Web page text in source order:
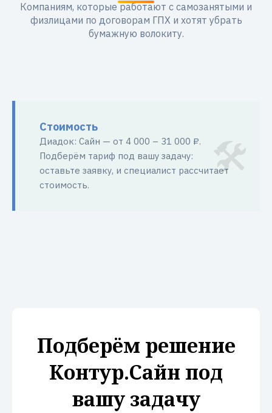
Компаниям, которые работают с самозанятыми и
физлицами по договорам ГПХ и хотят убрать
бумажную волокиту.
Стоимость
Диадок: Сайн — от 4 000 – 31 000 ₽.
Подберём тариф под вашу задачу:
оставьте заявку, и специалист рассчитает
стоимость.
Подберём решение
Контур.Сайн под
вашу задачу